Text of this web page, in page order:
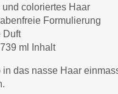
und coloriertes Haar
Formulierung
Duft
ml Inhalt
in das nasse Haar